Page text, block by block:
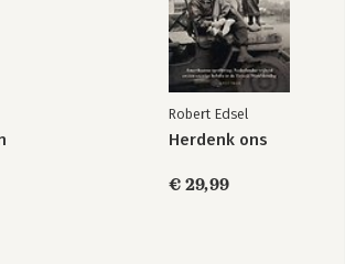
Robert Edsel
Herdenk ons
€ 29,99